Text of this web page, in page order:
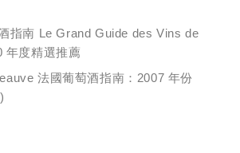
指南 Le Grand Guide des Vins de
年度精選推薦
法國葡萄酒指南：2007 年份